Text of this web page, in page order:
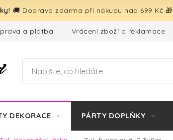
🚚 Doprava zdarma při nákupu nad 699 Kč 🎁
a platba Vrácení zboží a reklamace
DEKORACE PÁRTY DOPLŇKY